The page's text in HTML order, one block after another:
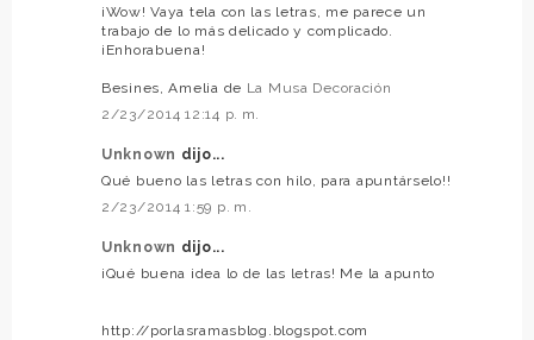
¡Wow! Vaya tela con las letras, me parece un
trabajo de lo más delicado y complicado.
¡Enhorabuena!
Besines, Amelia de La Musa Decoración
2/23/2014 12:14 p. m.
Unknown dijo...
Qué bueno las letras con hilo, para apuntárselo!!
2/23/2014 1:59 p. m.
Unknown dijo...
¡Qué buena idea lo de las letras! Me la apunto
http://porlasramasblog.blogspot.com